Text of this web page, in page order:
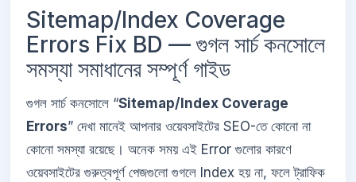
Sitemap/Index Coverage
Errors Fix BD — গুগল সার্চ কনসোলে
সমস্যা সমাধানের সম্পূর্ণ গাইড
গুগল সার্চ কনসোলে “Sitemap/Index Coverage
Errors” দেখা মানেই আপনার ওয়েবসাইটের SEO-তে কোনো না
কোনো সমস্যা রয়েছে। অনেক সময় এই Error গুলোর কারণে
ওয়েবসাইটের গুরুত্বপূর্ণ পেজগুলো গুগলে Index হয় না, ফলে ট্রাফিক